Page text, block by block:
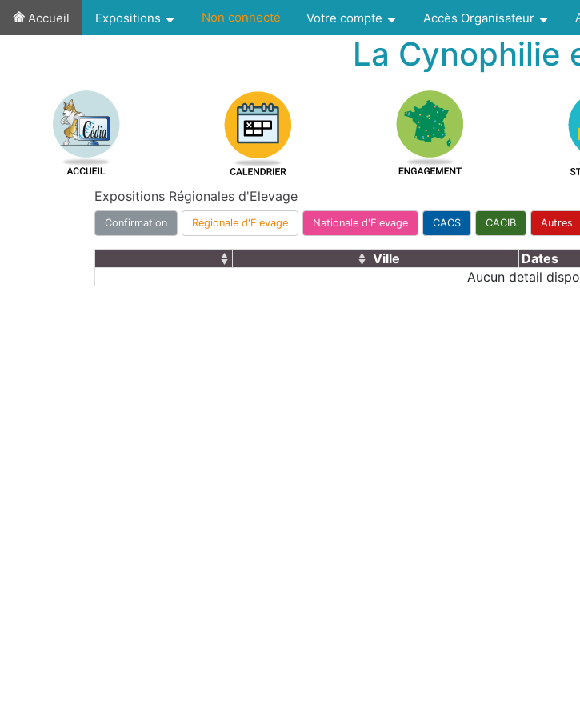
Accueil Expositions Non connecté Votre compte Accès Organisateur
La Cynophilie
Expositions Régionales d'Elevage
Confirmation Régionale d'Elevage Nationale d'Elevage CACS CACIB Autres
Ville Dates
Aucun detail